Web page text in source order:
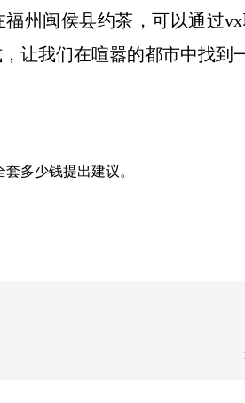
州闽侯县约茶，可以通过
让我们在喧嚣的都市中找
套多少钱提出建议。